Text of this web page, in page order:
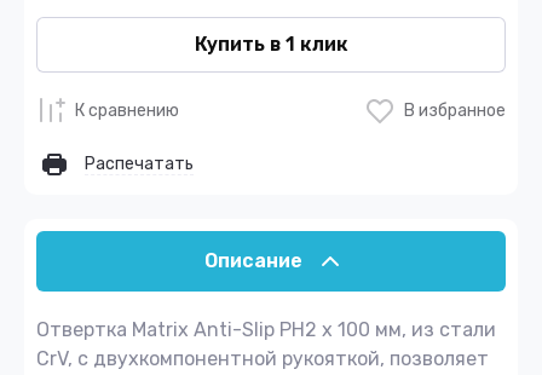
Купить в 1 клик
К сравнению В избранное
Распечатать
Описание
Отвертка Matrix Anti-Slip PH2 х 100 мм, из стали
CrV, с двухкомпонентной рукояткой, позволяет